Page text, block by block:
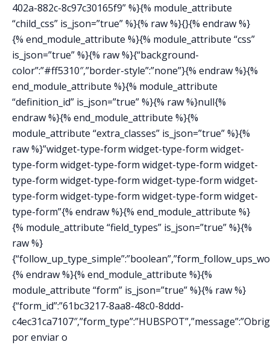
402a-882c-8c97c30165f9” %}{% module_attribute
“child_css” is_json=”true” %}{% raw %}{}{% endraw %}
{% end_module_attribute %}{% module_attribute “css”
is_json=”true” %}{% raw %}{“background-
color”:”#ff5310″,”border-style”:”none”}{% endraw %}{%
end_module_attribute %}{% module_attribute
“definition_id” is_json=”true” %}{% raw %}null{%
endraw %}{% end_module_attribute %}{%
module_attribute “extra_classes” is_json=”true” %}{%
raw %}”widget-type-form widget-type-form widget-
type-form widget-type-form widget-type-form widget-
type-form widget-type-form widget-type-form widget-
type-form widget-type-form widget-type-form widget-
type-form”{% endraw %}{% end_module_attribute %}
{% module_attribute “field_types” is_json=”true” %}{%
raw %}
{% endraw %}{% end_module_attribute %}{%
module_attribute “form” is_json=”true” %}{% raw %}
{“form_id”:”61bc3217-8aa8-48c0-8ddd-
por enviar o